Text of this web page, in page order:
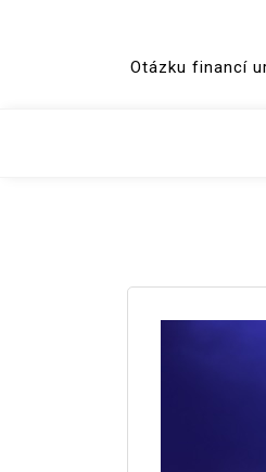
Otázku financí